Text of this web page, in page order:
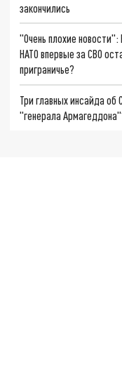
закончились
"Очень плохие
НАТО впервые за СВО
приграничье?
Три главных инсайда
"генерала